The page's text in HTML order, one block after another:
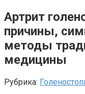
Артрит
причины,
методы
медицины
Рубрика: